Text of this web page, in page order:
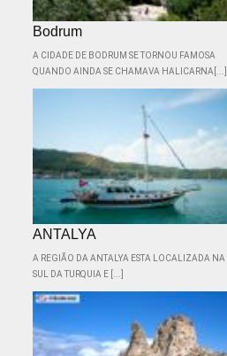
Bodrum
A CIDADE DE BODRUM SE TORNOU FAMOSA
QUANDO AINDA SE CHAMAVA HALICARNA[...]
ANTALYA
A REGIÃO DA ANTALYA ESTA LOCALIZADA NA
SUL DA TURQUIA E [...]